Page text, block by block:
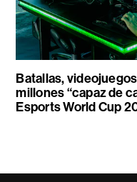
Batallas,
millones “capaz de
Esports World Cup